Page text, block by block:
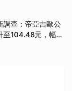
查：帝亞吉歐公
至104.48元，幅度